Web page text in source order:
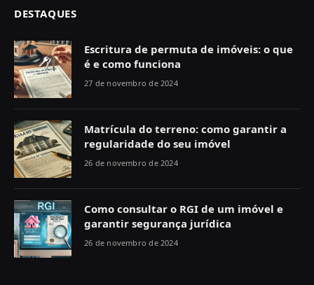
DESTAQUES
Escritura de permuta de imóveis: o que
é e como funciona
27 de novembro de 2024
Matrícula do terreno: como garantir a
regularidade do seu imóvel
26 de novembro de 2024
Como consultar o RGI de um imóvel e
garantir segurança jurídica
26 de novembro de 2024